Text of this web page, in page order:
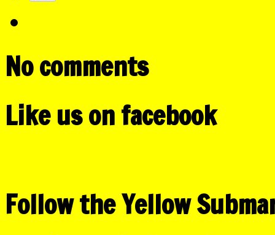
No comments
Like us on facebook
Follow the Yellow